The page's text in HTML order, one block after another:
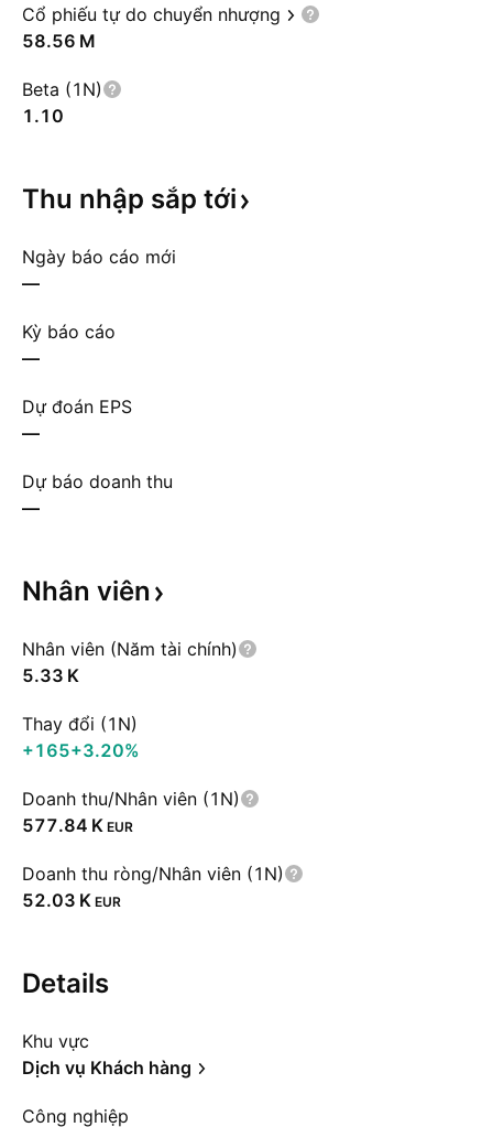
Cổ phiếu tự do chuyển nhượng
‪58.56 M‬
Beta (1N)
1.10
Thu nhập sắp tới
Ngày báo cáo mới
—
Kỳ báo cáo
—
Dự đoán EPS
—
Dự báo doanh thu
—
Nhân viên
Nhân viên (Năm tài chính)
‪5.33 K‬
Thay đổi (1N)
+165+3.20%
Doanh thu/Nhân viên (1N)
‪577.84 K‬ EUR
Doanh thu ròng/Nhân viên (1N)
‪52.03 K‬ EUR
Details
Khu vực
Dịch vụ Khách hàng
Công nghiệp